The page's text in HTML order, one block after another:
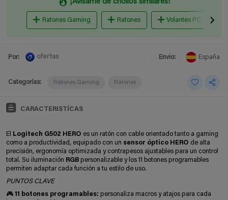
¡Avisame de chollos similares!
Ratones Gaming Ratones Volantes PC
Por: ofertas Envio: España
Categorías: Ratones Gaming Ratones
CARACTERISTÍCAS
El Logitech G502 HERO es un ratón con cable orientado tanto a gaming
como a productividad, equipado con un sensor óptico HERO de alta
precisión, ergonomía optimizada y contrapesos ajustables para un control
total. Su iluminación RGB personalizable y los 11 botones programables
permiten adaptar cada función a tu estilo de uso.
PUNTOS CLAVE
🎮 11 botones programables: personaliza macros y atajos para cada